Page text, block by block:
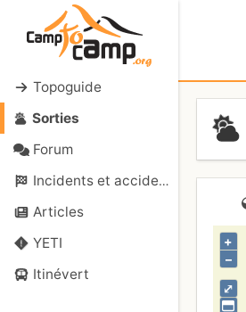
Topoguide
Sorties
Forum
Incidents et accidents
Articles
YETI
Itinévert
⤢
+
–